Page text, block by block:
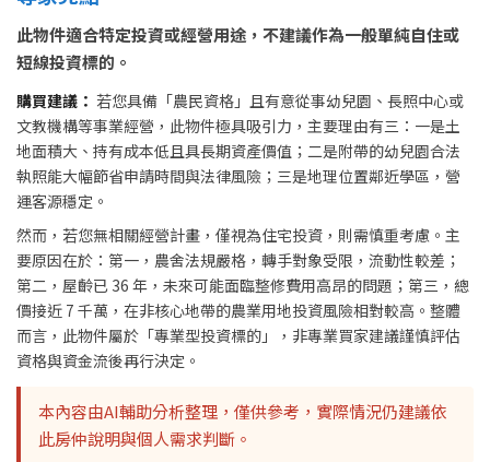
此物件適合特定投資或經營用途，不建議作為一般單純自住或
短線投資標的。
購買建議： 若您具備「農民資格」且有意從事幼兒園、長照中心或
文教機構等事業經營，此物件極具吸引力，主要理由有三：一是土
地面積大、持有成本低且具長期資產價值；二是附帶的幼兒園合法
執照能大幅節省申請時間與法律風險；三是地理位置鄰近學區，營
運客源穩定。
然而，若您無相關經營計畫，僅視為住宅投資，則需慎重考慮。主
要原因在於：第一，農舍法規嚴格，轉手對象受限，流動性較差；
第二，屋齡已 36 年，未來可能面臨整修費用高昂的問題；第三，總
價接近 7 千萬，在非核心地帶的農業用地投資風險相對較高。整體
而言，此物件屬於「專業型投資標的」，非專業買家建議謹慎評估
資格與資金流後再行決定。
本內容由AI輔助分析整理，僅供參考，實際情況仍建議依
此房仲說明與個人需求判斷。